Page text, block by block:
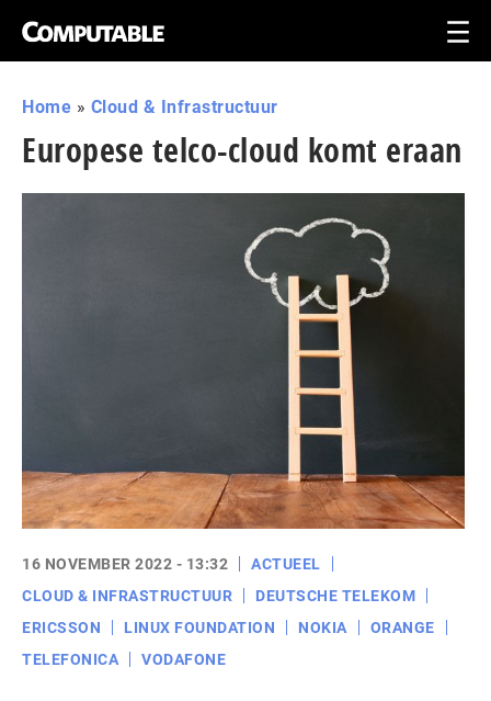
Home » Cloud & Infrastructuur
Europese telco-cloud komt eraan
16 NOVEMBER 2022 - 13:32
ACTUEEL
CLOUD & INFRASTRUCTUUR
DEUTSCHE TELEKOM
ERICSSON
LINUX FOUNDATION NOKIA
ORANGE
TELEFONICA
VODAFONE